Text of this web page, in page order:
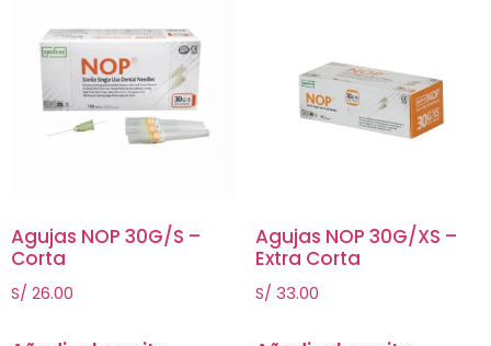
Agujas NOP 30G/S –
Corta
S/ 26.00
Agujas NOP 30G/XS –
Extra Corta
S/ 33.00